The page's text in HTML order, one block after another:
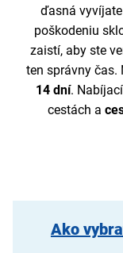
ďasná
poškodeniu
zaistí, aby ste
ten správny čas.
14 dní. Nabíjací
cestách a
Ako